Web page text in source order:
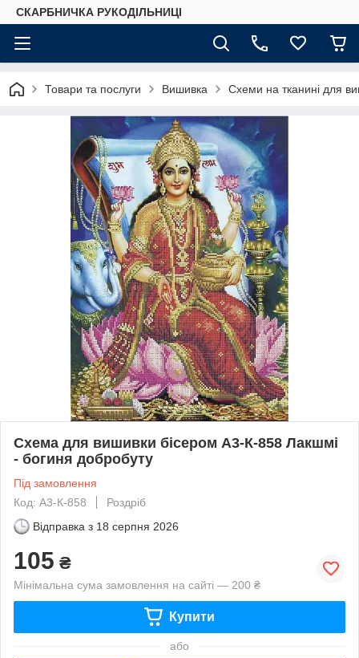
СКАРБНИЧКА РУКОДІЛЬНИЦІ
Товари та послуги Вишивка Схеми на тканині для
Схема для вишивки бісером А3-К-858 Лакшмі
- богиня добробуту
Під замовлення
Код: А3-К-858
Роздріб
Відправка з 18 серпня 2026
105 ₴
Мінімальна сума замовлення на сайті — 200 ₴
Купити
або